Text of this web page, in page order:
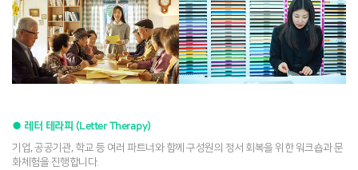
● 레터 테라피 (Letter Therapy)
기업, 공공기관, 학교 등 여러 파트너와 함께 구성원의 정서 회복을 위한 워크숍과 문
화체험을 진행합니다.